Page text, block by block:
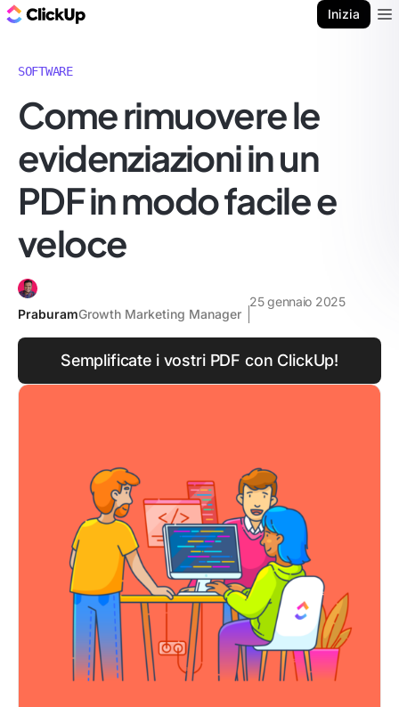
Inizia
SOFTWARE
Come rimuovere le
evidenziazioni in un
PDF in modo facile e
veloce
PraburamGrowth Marketing Manager
25 gennaio 2025
Semplificate i vostri PDF con ClickUp!